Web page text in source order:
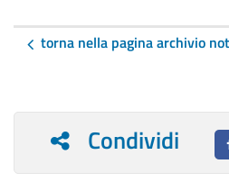
torna nella pagina archivio
Condividi